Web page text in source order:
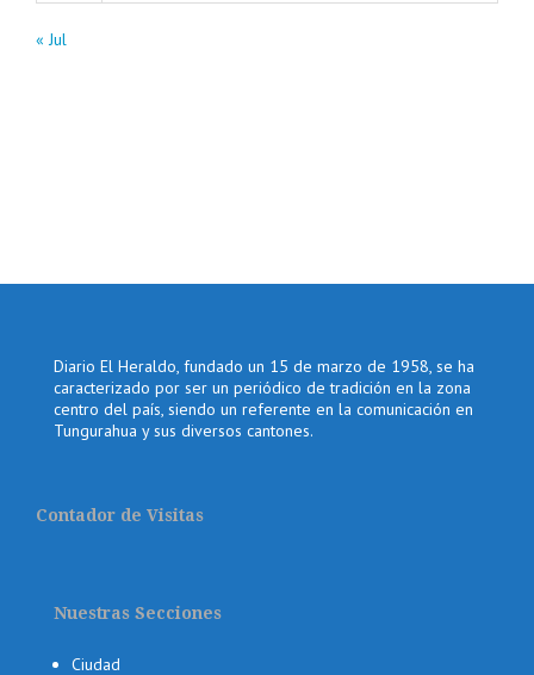
« Jul
Diario El Heraldo, fundado un 15 de marzo de 1958, se ha
caracterizado por ser un periódico de tradición en la zona
centro del país, siendo un referente en la comunicación en
Tungurahua y sus diversos cantones.
Contador de Visitas
Nuestras Secciones
Ciudad